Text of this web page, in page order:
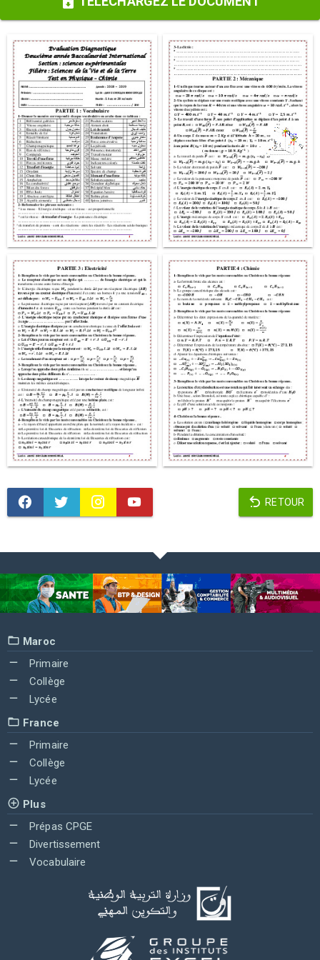
RETOUR
Maroc
Primaire
Collège
Lycée
France
Primaire
Collège
Lycée
Plus
Prépas CPGE
Divertissement
Vocabulaire